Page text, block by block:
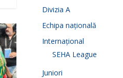
Divizia A
Echipa națională
Internațional
SEHA League
Juniori